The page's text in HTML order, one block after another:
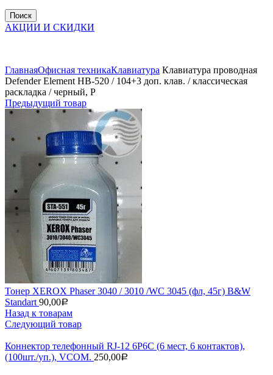
Поиск
АКЦИИ И СКИДКИ
ГлавнаяОфисная техникаКлавиатура Клавиатура проводная
Defender Element HB-520 / 104+3 доп. клав. / классическая
раскладка / черный, P
Предыдущий товар
Тонер XEROX Phaser 3040 / 3010 /WC 3045 (фл, 45г) B&W
Standart90,00Р
Назад к товарам
Следующий товар
Коннектор телефонный RJ-12 6P6C (6 мест, 6 контактов),
(100шт./уп.), VCOM. 250,00Р